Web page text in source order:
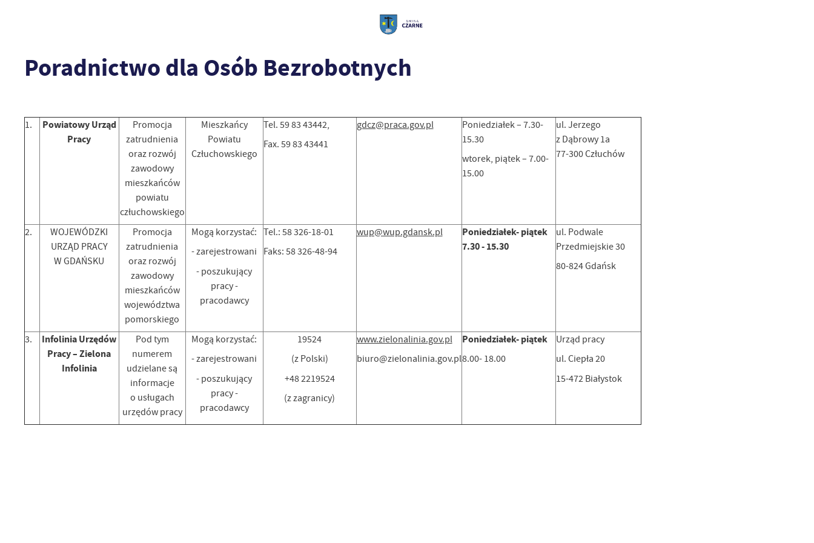
Poradnictwo dla Osób Bezrobotnych
1.
Powiatowy Urząd
Pracy
Promocja
zatrudnienia
oraz rozwój
zawodowy
mieszkańców
powiatu
człuchowskiego
Mieszkańcy
Powiatu
Człuchowskiego
Tel. 59 83 43442,
Fax. 59 83 43441
gdcz@praca.gov.pl
Poniedziałek – 7.30-
15.30
wtorek, piątek – 7.00-
15.00
ul. Jerzego
z Dąbrowy 1a
77-300 Człuchów
2.
WOJEWÓDZKI
URZĄD PRACY
W GDAŃSKU
Promocja
zatrudnienia
oraz rozwój
zawodowy
mieszkańców
województwa
pomorskiego
Mogą korzystać:
- zarejestrowani
- poszukujący
pracy -
pracodawcy
Tel.: 58 326-18-01
Faks: 58 326-48-94
wup@wup.gdansk.pl
Poniedziałek- piątek
7.30 - 15.30
ul. Podwale
Przedmiejskie 30
80-824 Gdańsk
3.
Infolinia Urzędów
Pracy – Zielona
Infolinia
Pod tym
numerem
udzielane są
informacje
o usługach
urzędów pracy
Mogą korzystać:
- zarejestrowani
- poszukujący
pracy -
pracodawcy
19524
(z Polski)
+48 2219524
(z zagranicy)
www.zielonalinia.gov.pl
biuro@zielonalinia.gov.pl
Poniedziałek- piątek
8.00- 18.00
Urząd pracy
ul. Ciepła 20
15-472 Białystok